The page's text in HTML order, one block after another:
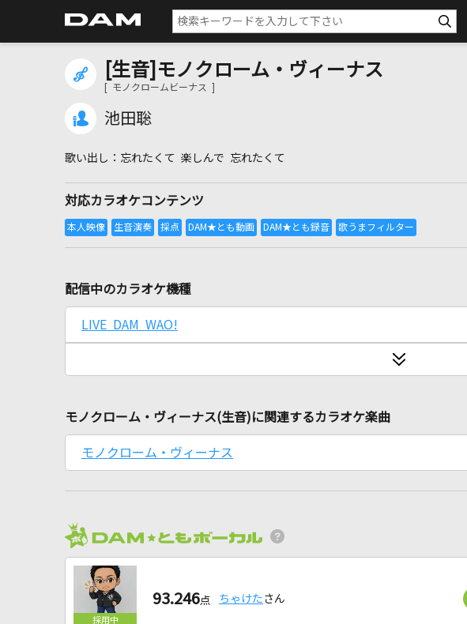
[生音]モノクローム・ヴィーナス
[ モノクロームビーナス ]
池田聡
忘れたくて 楽しんで 忘れたくて
対応カラオケコンテンツ
配信中のカラオケ機種
LIVE DAM WAO!
モノクローム・ヴィーナス(生音)に関連するカラオケ楽曲
モノクローム・ヴィーナス
93.246点 ちゃけた さん